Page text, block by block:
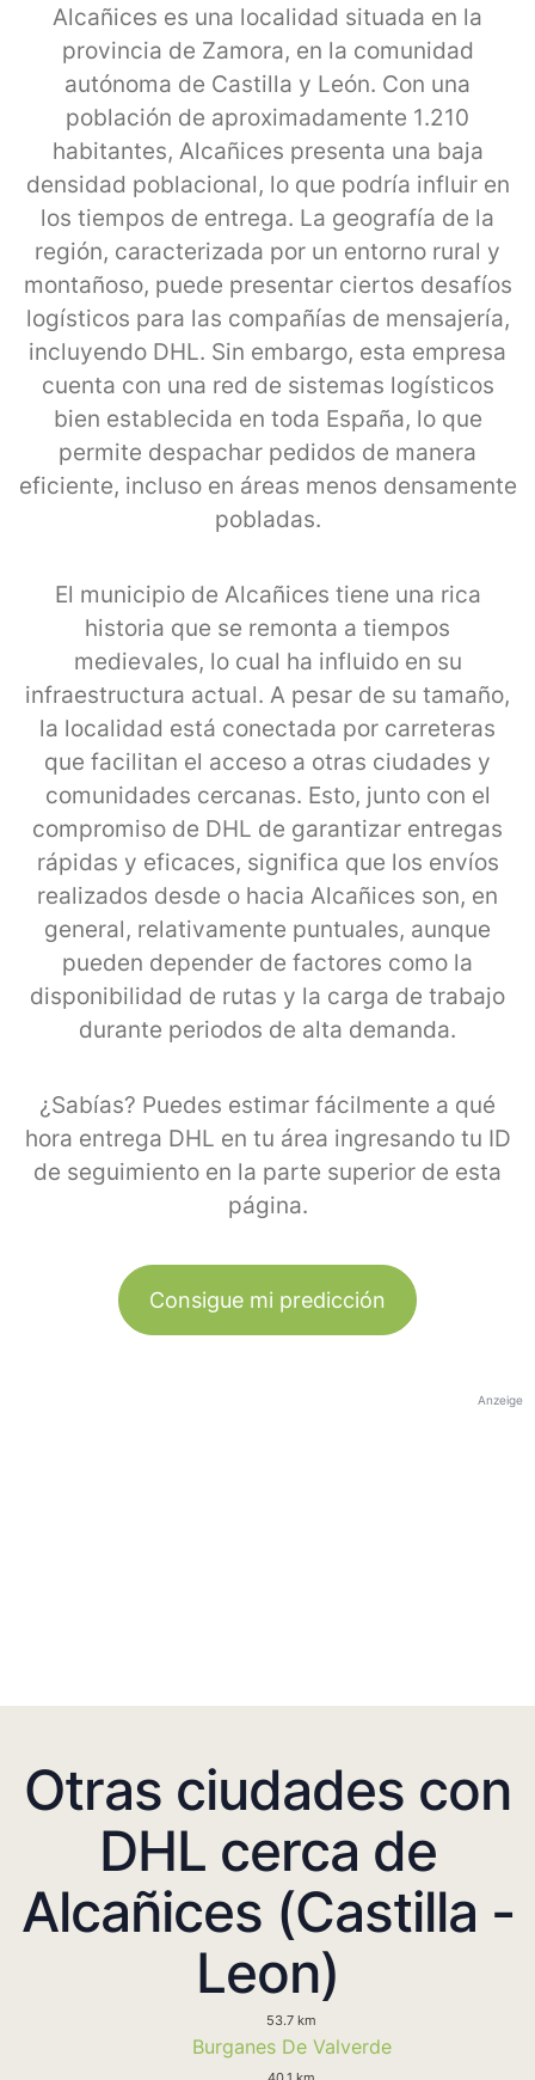
Alcañices es una localidad situada en la
provincia de Zamora, en la comunidad
autónoma de Castilla y León. Con una
población de aproximadamente 1.210
habitantes, Alcañices presenta una baja
densidad poblacional, lo que podría influir en
los tiempos de entrega. La geografía de la
región, caracterizada por un entorno rural y
montañoso, puede presentar ciertos desafíos
logísticos para las compañías de mensajería,
incluyendo DHL. Sin embargo, esta empresa
cuenta con una red de sistemas logísticos
bien establecida en toda España, lo que
permite despachar pedidos de manera
eficiente, incluso en áreas menos densamente
pobladas.
El municipio de Alcañices tiene una rica
historia que se remonta a tiempos
medievales, lo cual ha influido en su
infraestructura actual. A pesar de su tamaño,
la localidad está conectada por carreteras
que facilitan el acceso a otras ciudades y
comunidades cercanas. Esto, junto con el
compromiso de DHL de garantizar entregas
rápidas y eficaces, significa que los envíos
realizados desde o hacia Alcañices son, en
general, relativamente puntuales, aunque
pueden depender de factores como la
disponibilidad de rutas y la carga de trabajo
durante periodos de alta demanda.
¿Sabías? Puedes estimar fácilmente a qué
hora entrega DHL en tu área ingresando tu ID
de seguimiento en la parte superior de esta
página.
Consigue mi predicción
Anzeige
Otras ciudades con
DHL cerca de
Alcañices (Castilla -
Leon)
53.7 km
Burganes De Valverde